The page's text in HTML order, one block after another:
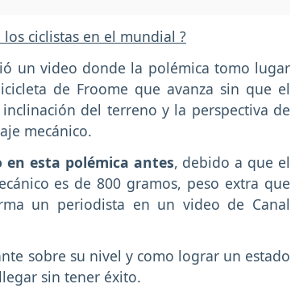
ciclistas en el mundial ?
un video donde la polémica tomo lugar
de Froome que avanza sin que el
del terreno y la perspectiva de
mecánico.
esta polémica antes, debido a que el
es de 800 gramos, peso extra que
un periodista en un video de Canal
sobre su nivel y como lograr un estado
sin tener éxito.